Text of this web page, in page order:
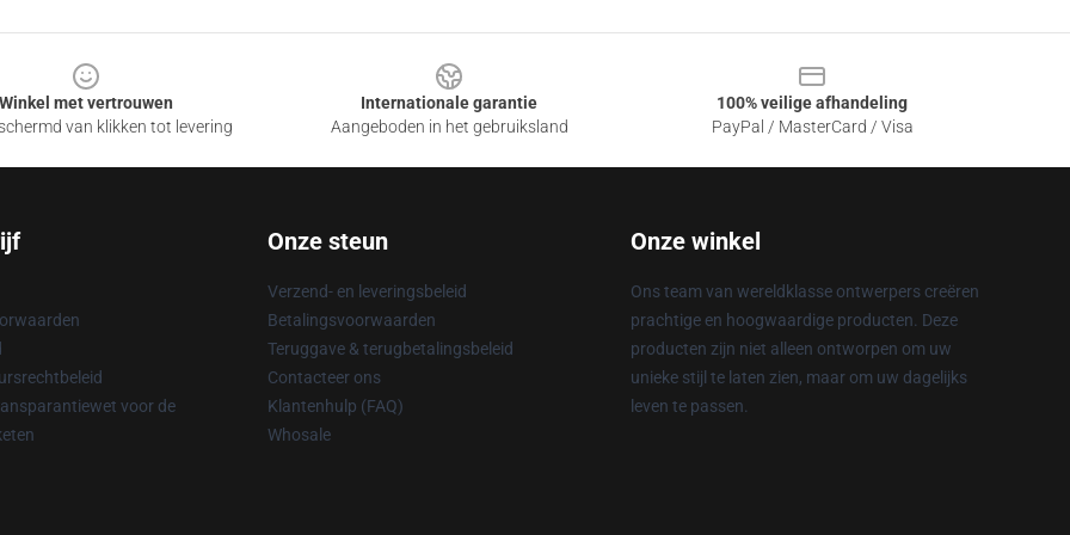
Winkel met vertrouwen
van klikken tot levering
Internationale garantie
Aangeboden in het gebruiksland
100% veilige afhandeling
PayPal / MasterCard / Visa
voor de
Onze steun
Verzend- en leveringsbeleid
Betalingsvoorwaarden
Teruggave & terugbetalingsbeleid
Contacteer ons
Klantenhulp (FAQ)
Whosale
Onze winkel
Ons team van wereldklasse ontwerpers creëren
prachtige en hoogwaardige producten. Deze
producten zijn niet alleen ontworpen om uw
unieke stijl te laten zien, maar om uw dagelijks
leven te passen.